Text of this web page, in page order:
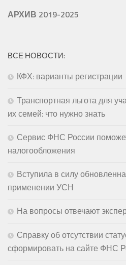
АРХИВ 2019-2025
ВСЕ НОВОСТИ:
КФХ: варианты регистрации
Транспортная льгота для
их семей: что нужно знать
Сервис ФНС России
налогообложения
Вступила в силу
применении УСН
На вопросы отвечают
Справку об отсутствии
сформировать на сайте ФНС